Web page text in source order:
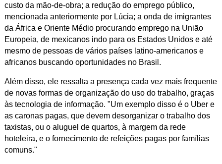
custo da mão-de-obra; a redução do emprego público,
mencionada anteriormente por Lúcia; a onda de imigrantes
da África e Oriente Médio procurando emprego na União
Europeia, de mexicanos indo para os Estados Unidos e até
mesmo de pessoas de vários países latino-americanos e
africanos buscando oportunidades no Brasil.
Além disso, ele ressalta a presença cada vez mais frequente
de novas formas de organização do uso do trabalho, graças
às tecnologia de informação. "Um exemplo disso é o Uber e
as caronas pagas, que devem desorganizar o trabalho dos
taxistas, ou o aluguel de quartos, à margem da rede
hoteleira, e o fornecimento de refeições pagas por famílias
comuns."